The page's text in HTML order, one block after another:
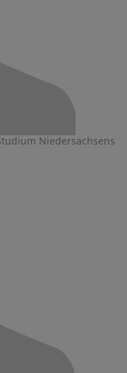
Niedersachsens